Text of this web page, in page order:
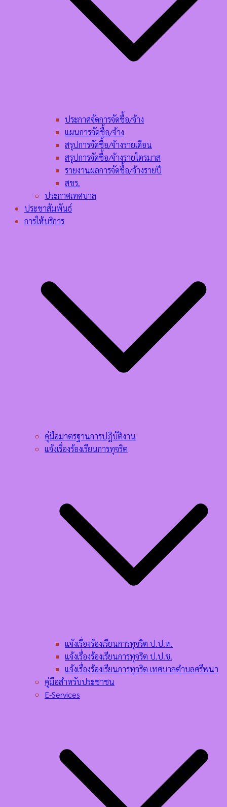
ประกาศจัดการจัดชื้อ/จ้าง
แผนการจัดชื้อ/จ้าง
สรุปการจัดชื้อ/จ้างรายเดือน
สรุปการจัดชื้อ/จ้างรายไตรมาส
รายงานผลการจัดชื้อ/จ้างรายปี
สขร.
ประกาศเทศบาล
ประชาสัมพันธ์
การให้บริการ
คู่มือมาตรฐานการปฎิบัติงาน
แจ้งเรื่องร้องเรียนการทุจริต
แจ้งเรื่องร้องเรียนการทุจริต ป.ป.ท.
แจ้งเรื่องร้องเรียนการทุจริต ป.ป.ช.
แจ้งเรื่องร้องเรียนการทุจริต เทศบาลตำบลศรีพนา
คู่มือสำหรับประชาชน
E-Services